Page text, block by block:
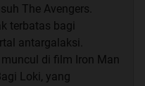
The Avengers.
terbatas bagi
antargalaksi.
di film Iron Man
Loki, yang